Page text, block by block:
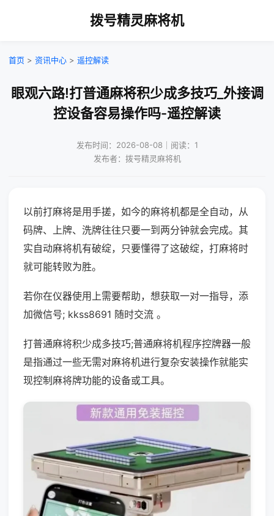
拨号精灵麻将机
首页 > 资讯中心 > 遥控解读
眼观六路!打普通麻将积少成多技巧_外接调
控设备容易操作吗-遥控解读
发布时间：2026-08-08｜阅读：1
发布者：拨号精灵麻将机
以前打麻将是用手搓，如今的麻将机都是全自动，从
码牌、上牌、洗牌往往只要一到两分钟就会完成。其
实自动麻将机有破绽，只要懂得了这破绽，打麻将时
就可能转败为胜。
若你在仪器使用上需要帮助，想获取一对一指导，添
加微信号; kkss8691 随时交流 。
打普通麻将积少成多技巧;普通麻将机程序控牌器一般
是指通过一些无需对麻将机进行复杂安装操作就能实
现控制麻将牌功能的设备或工具。